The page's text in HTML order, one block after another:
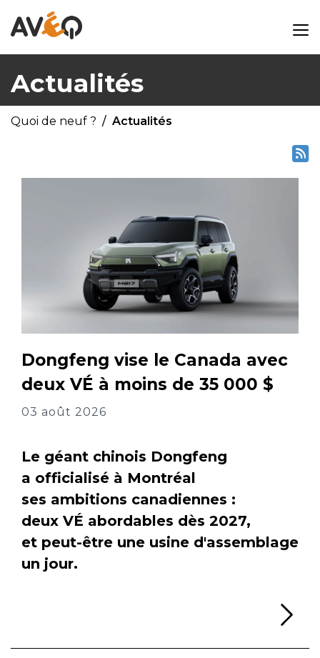
Actualités
Quoi de neuf ? Actualités
Dongfeng vise le Canada avec
deux VÉ à moins de 35 000 $
03 août 2026
Le géant chinois Dongfeng
a officialisé à Montréal
ses ambitions canadiennes :
deux VÉ abordables dès 2027,
et peut-être une usine d'assemblage
un jour.